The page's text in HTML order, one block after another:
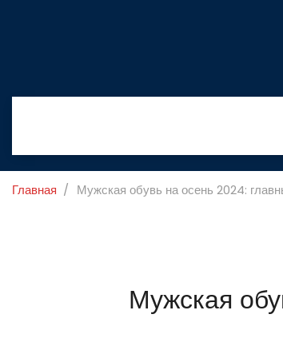
Главная Мужская обувь на осень 2024:
Мужская